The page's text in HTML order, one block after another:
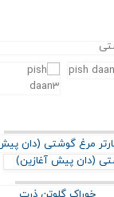
(دان پیش آغازین)